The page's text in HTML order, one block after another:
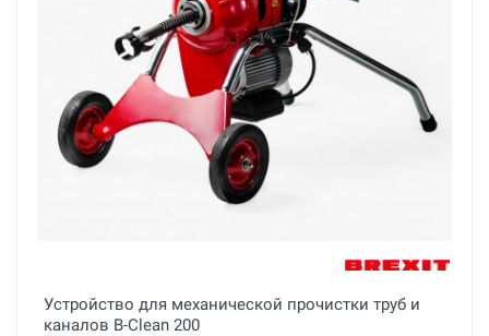
Устройство для механической прочистки труб и
каналов B-Clean 200